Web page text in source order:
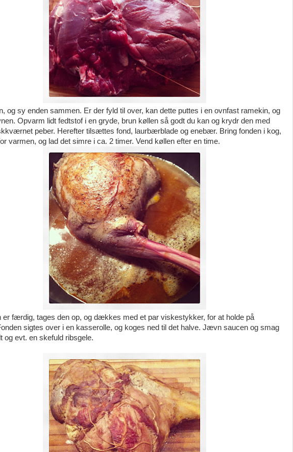
og sy enden sammen. Er der fyld til over, kan dette puttes i en ovnfast ramekin, og
Opvarm lidt fedtstof i en gryde, brun køllen så godt du kan og krydr den med
peber. Herefter tilsættes fond, laurbærblade og enebær. Bring fonden i kog,
varmen, og lad det simre i ca. 2 timer. Vend køllen efter en time.
er færdig, tages den op, og dækkes med et par viskestykker, for at holde på
sigtes over i en kasserolle, og koges ned til det halve. Jævn saucen og smag
og evt. en skefuld ribsgele.